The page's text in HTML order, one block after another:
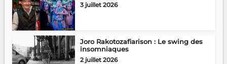
3 juillet 2026
Joro Rakotozafiarison : Le swing des
insomniaques
2 juillet 2026